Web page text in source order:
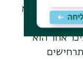
בספר הוא
בזיכרון
אחר הוא